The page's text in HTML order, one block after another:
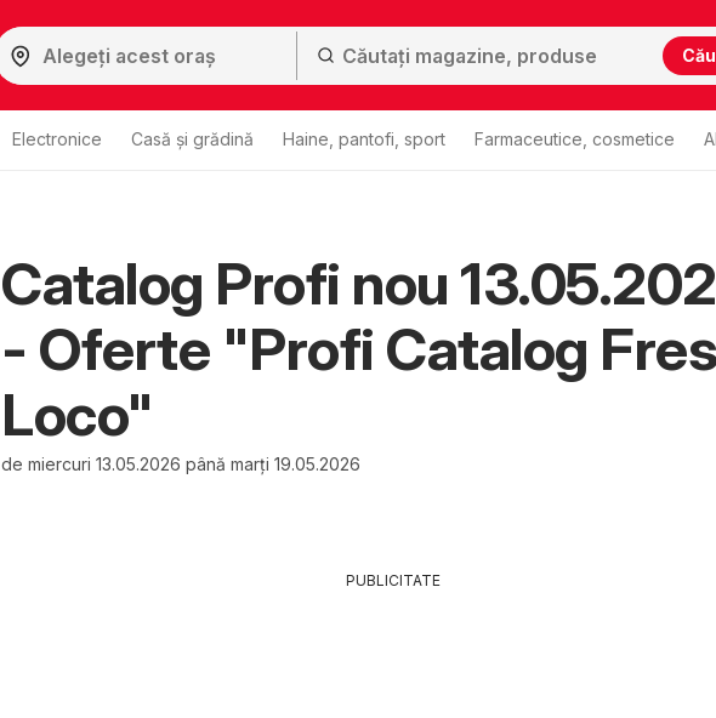
Electronice Casă și grădină Haine, pantofi, sport Farmaceutice, cosmetice
Catalog Profi nou
- Oferte "Profi Catalog
Loco"
de miercuri 13.05.2026 până marți 19.05.2026
PUBLICITATE